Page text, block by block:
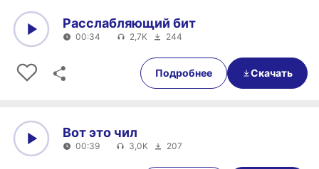
00:34
Расслабляющий бит
00:34 2,7K 244
Подробнее Скачать
00:39
Вот это чил
00:39 3,0K 207